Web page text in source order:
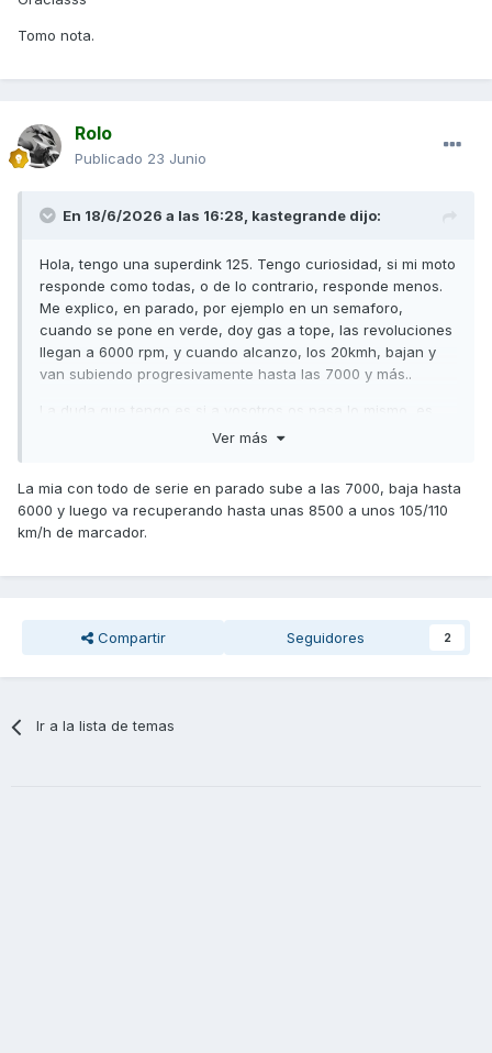
Tomo nota.
Rolo
Publicado 23 Junio
En 18/6/2026 a las 16:28, kastegrande dijo:
Hola, tengo una superdink 125. Tengo curiosidad, si mi moto
responde como todas, o de lo contrario, responde menos.
Me explico, en parado, por ejemplo en un semaforo,
cuando se pone en verde, doy gas a tope, las revoluciones
llegan a 6000 rpm, y cuando alcanzo, los 20kmh, bajan y
van subiendo progresivamente hasta las 7000 y más..
La duda que tengo es si a vosotros os pasa lo mismo, es
decir, cuando dais gas a tope, en parado, ¿hasta donde
Para ganar en salida, quizás debería poner unos rodillos
algo más ligeros. No podria confirmarlo, pero creo que trae
los originales que monta en cuanto a peso se refiere.
Mi uso es totalmente urbano.
moto responde "normal" o no.
Ver más
La mia con todo de serie en parado sube a las 7000, baja hasta
6000 y luego va recuperando hasta unas 8500 a unos 105/110
km/h de marcador.
Compartir Seguidores 2
Ir a la lista de temas